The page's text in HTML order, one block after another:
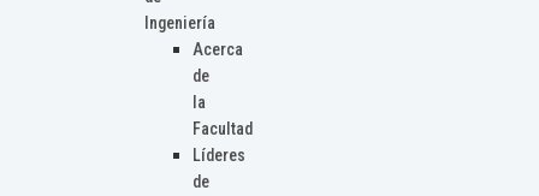
Ingeniería
Acerca
de
la
Facultad
Líderes
de